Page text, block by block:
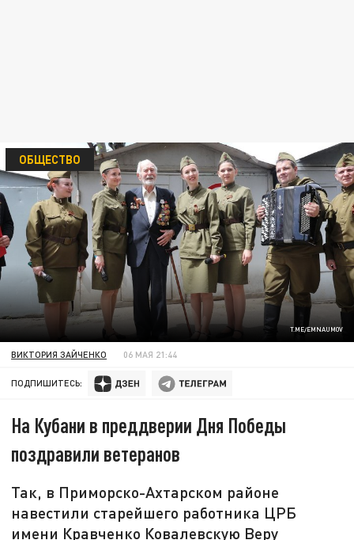
T.ME/EMNAUMOV
ОБЩЕСТВО
ВИКТОРИЯ ЗАЙЧЕНКО 06 МАЯ 21:44
ПОДПИШИТЕСЬ:
На Кубани в преддверии Дня Победы
поздравили ветеранов
Так, в Приморско-Ахтарском районе
навестили старейшего работника ЦРБ
имени Кравченко Ковалевскую Веру